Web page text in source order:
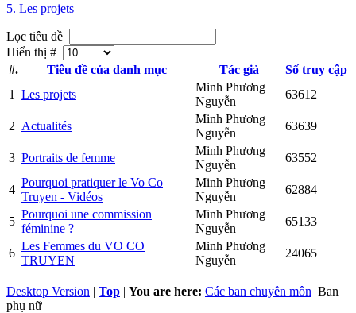
5. Les projets
Lọc tiêu đề
Hiển thị #
#.
Tiêu đề của danh mục Tác giả
Số truy cập
1
Les projets
Minh Phương
Nguyễn
63612
2 Actualités
Minh Phương
Nguyễn
63639
3 Portraits de femme
Minh Phương
Nguyễn
63552
4
Pourquoi pratiquer le Vo Co
Truyen - Vidéos
Minh Phương
Nguyễn
62884
5
Pourquoi une commission
féminine ?
Minh Phương
Nguyễn
65133
6
Les Femmes du VO CO
TRUYEN
Minh Phương
Nguyễn
24065
Desktop Version | Top | You are here: Các ban chuyên môn Ban
phụ nữ